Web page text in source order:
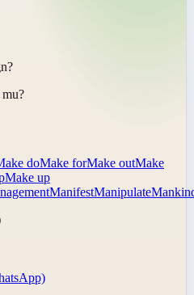
?
doMake forMake outMake
Make up
ManifestManipulate